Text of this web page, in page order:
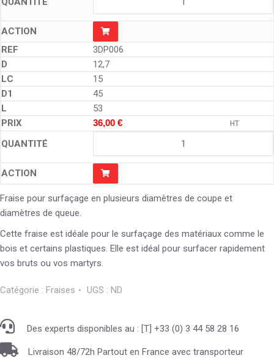
3DP006
12,7
15
45
53
36,00 € HT
Fraise pour surfaçage en plusieurs diamètres de coupe et
diamètres de queue.
Cette fraise est idéale pour le surfaçage des matériaux comme le
bois et certains plastiques. Elle est idéal pour surfacer rapidement
vos bruts ou vos martyrs.
Catégorie : Fraises UGS : ND
Des experts disponibles au : [T] +33 (0) 3 44 58 28 16
Livraison 48/72h Partout en France avec transporteur